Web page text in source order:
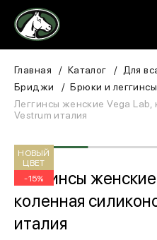
Москва
Для всадника
В конюшню
ЗООТОВАРЫ
Для собаки
Главная Каталог Для
Бриджи
Брюки и леггинсы
Леггинсы женские Vega Lab,
Vestrum италия
НОВЫЙ
ЦВЕТ
-15%
Леггинсы
коленная
италия